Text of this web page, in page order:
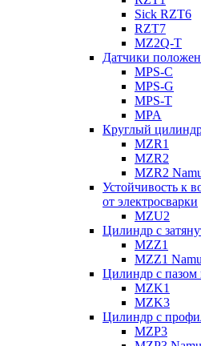
Sick RZT6
RZT7
MZ2Q-T
Датчики
MPS-C
MPS-G
MPS-T
MPA
Круглый
MZR1
MZR2
MZR2
Устойчивость к
от электросварки
MZU2
Цилиндр с
MZZ1
MZZ1
Цилиндр с пазом
MZK1
MZK3
Цилиндр с
MZP3